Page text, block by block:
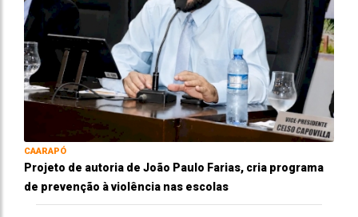
CAARAPÓ
Projeto de autoria de João Paulo Farias, cria programa
de prevenção à violência nas escolas